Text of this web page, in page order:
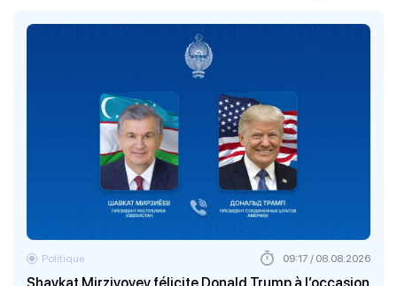
Politique 09:17 / 08.08.2026